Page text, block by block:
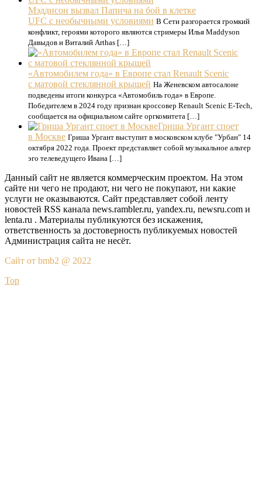
Мэддисон вызвал Папича на бой в клетке
UFC с необычными условиями В Сети разгорается громкий
конфликт, героями которого являются стримеры Илья Maddyson
Давыдов и Виталий Arthas […]
«Автомобилем года» в Европе стал Renault Scenic
с матовой стеклянной крышей На Женевском автосалоне
подведены итоги конкурса «Автомобиль года» в Европе.
Победителем в 2024 году признан кроссовер Renault Scenic E-Tech,
сообщается на официальном сайте оргкомитета […]
Гриша Ургант споет
в Москве Гриша Ургант выступит в московском клубе "Урбан" 14
октября 2022 года. Проект представляет собой музыкальное альтер
эго телеведущего Ивана […]
Данный сайт не является коммерческим проектом. На этом
сайте ни чего не продают, ни чего не покупают, ни какие
услуги не оказываются. Сайт представляет собой ленту
новостей RSS канала news.rambler.ru, yandex.ru, newsru.com и
lenta.ru . Материалы публикуются без искажения,
ответственность за достоверность публикуемых новостей
Администрация сайта не несёт.
Сайт от bmb2 @ 2022
Top